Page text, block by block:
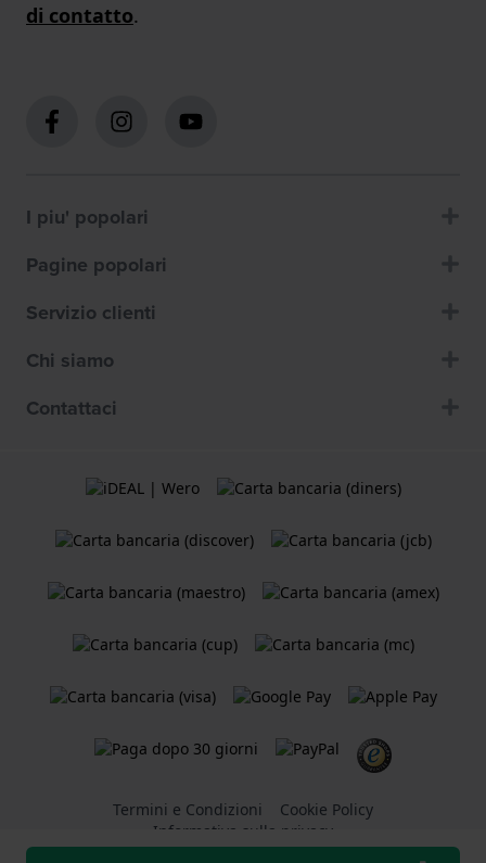
di contatto.
I piu' popolari
Pagine popolari
Servizio clienti
Chi siamo
Contattaci
Termini e Condizioni
Cookie Policy
Informativa sulla privacy